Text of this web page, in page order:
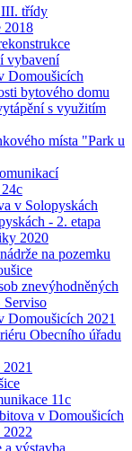
III. třídy
2018
vybavení
Domoušicích
bytového domu
s využitím
místa "Park u
v Solopyskách
- 2. etapa
2020
na pozemku
znevýhodněných
Serviso
Domoušicích 2021
Obecního úřadu
11c
v Domoušicích
a výstavba